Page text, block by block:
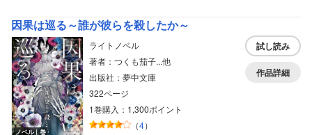
因果は巡る～誰が彼らを殺したか～
ノベル｜巻
ライトノベル
著者：つくも茄子...他
出版社：夢中文庫
322ページ
1巻購入：1,300ポイント
（4）
試し読み
作品詳細